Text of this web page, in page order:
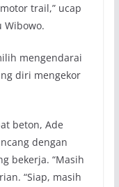
trail,” ucap
Wibowo.
mengendarai
diri mengekor
beton, Ade
dengan
bekerja. “Masih
“Siap, masih